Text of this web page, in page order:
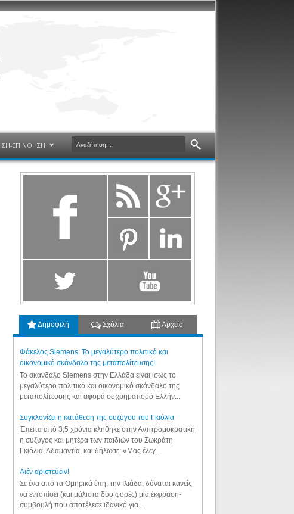
ΕΠΙΝΟΗΣΗ
Δημοφιλή Σχόλια Αρχείο
Φάκελος Siemens: Το μεγαλύτερο πολιτικό και
οικονομικό σκάνδαλο της μεταπολίτευσης!
Το σκάνδαλο Siemens στην Ελλάδα είναι ίσως το
μεγαλύτερο πολιτικό και οικονομικό σκάνδαλο της
μεταπολίτευσης και αφορά σε χρηματισμό Ελλήν...
Συγκλονίζει η κατάθεση της συζύγου του Γκιόλια
Έπειτα από 3,5 χρόνια κλήθηκε στην Αντιτρομοκρατική
η σύζυγος και μητέρα των παιδιών του Σωκράτη
Γκιόλια, Αδαμαντία, και δήλωσε: «Μας έλεγ...
Aιέν αριστεύειν!
Σε ένα από τα Ομηρικά έπη, την Ιλιάδα, δύναται κανείς
να εντοπίσει (και μάλιστα δύο φορές) μια έκφραση-
συμβουλή που αποτέλεσε ιδανικό για...